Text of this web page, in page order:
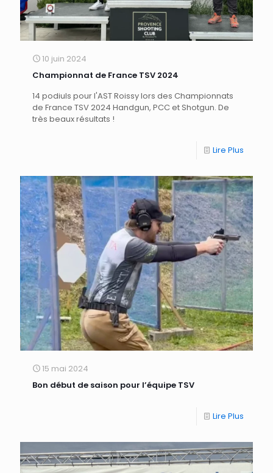
10 juin 2024
Championnat de France TSV 2024
14 podiuls pour l'AST Roissy lors des Championnats
de France TSV 2024 Handgun, PCC et Shotgun. De
très beaux résultats !
Lire Plus
15 mai 2024
Bon début de saison pour l’équipe TSV
Lire Plus